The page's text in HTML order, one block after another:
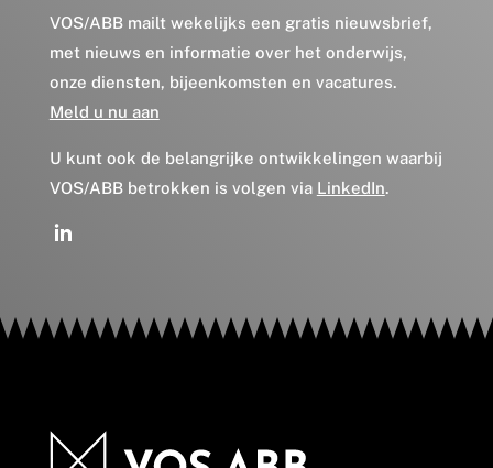
VOS/ABB mailt wekelijks een gratis nieuwsbrief,
met nieuws en informatie over het onderwijs,
onze diensten, bijeenkomsten en vacatures.
Meld u nu aan
U kunt ook de belangrijke ontwikkelingen waarbij
VOS/ABB betrokken is volgen via LinkedIn.